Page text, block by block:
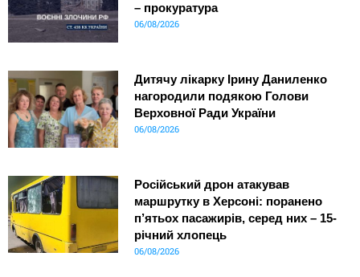
– прокуратура
06/08/2026
Дитячу лікарку Ірину Даниленко
нагородили подякою Голови
Верховної Ради України
06/08/2026
Російський дрон атакував
маршрутку в Херсоні: поранено
п’ятьох пасажирів, серед них – 15-
річний хлопець
06/08/2026